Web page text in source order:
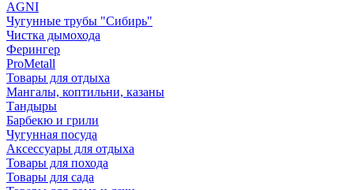
AGNI
Чугунные трубы "Сибирь"
Чистка дымохода
Ферингер
ProMetall
Товары для отдыха
Мангалы, коптильни, казаны
Тандыры
Барбекю и грили
Чугунная посуда
Аксессуары для отдыха
Товары для похода
Товары для сада